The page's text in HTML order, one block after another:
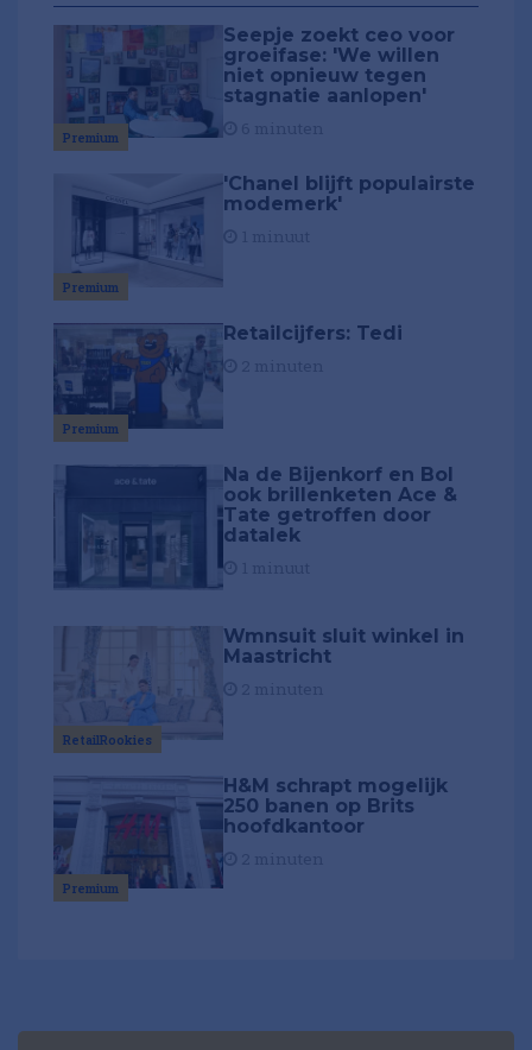
Premium
Seepje zoekt ceo voor
groeifase: 'We willen
niet opnieuw tegen
stagnatie aanlopen'
Premium
'Chanel blijft populairste
modemerk'
Premium
Retailcijfers: Tedi
Na de Bijenkorf en Bol
ook brillenketen Ace &
Tate getroffen door
datalek
RetailRookies
Wmnsuit sluit winkel in
Maastricht
Premium
H&M schrapt mogelijk
250 banen op Brits
hoofdkantoor